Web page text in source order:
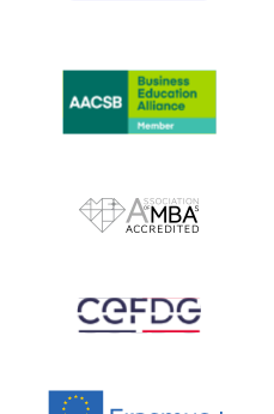
IMAGE
IMAGE
IMAGE